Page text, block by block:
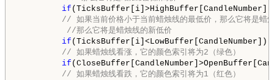
if
// 如果当前价格小于当前蜡烛线的最低价，那么它将是蜡
          //那么它将是蜡烛线的新低价
if
// 如果蜡烛线看涨，它的颜色索引将为2（绿色）
if
// 如果蜡烛线看跌，它的颜色索引将为1（红色）